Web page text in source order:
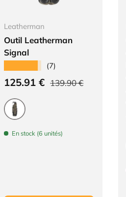
Leatherman
Outil Leatherman
Signal
(7)
Prix soldé
125.91 € Prix habituel
139.90 €
Coyote
En stock (6 unités)